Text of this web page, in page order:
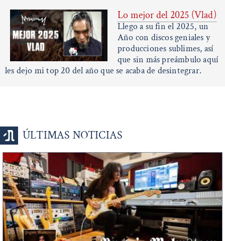
Lo mejor del 2025 (Vlad)
Llego a su fin el 2025, un
Año con discos geniales y
producciones sublimes, así
que sin más preámbulo aquí
les dejo mi top 20 del año que se acaba de desintegrar.
ÚLTIMAS NOTICIAS